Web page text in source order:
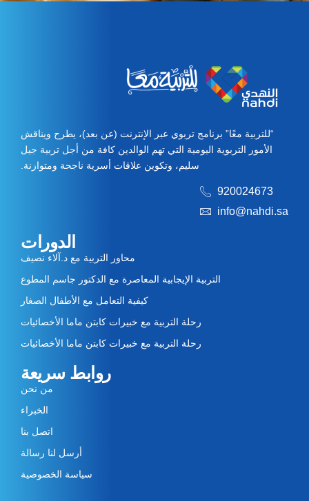
روابط سريعة
من نحن
الخبراء
اتصل بنا
أرسل لنا رسالة
سياسة الخصوصية
الدورات
محاور التربية مع د.آلاء نصيف
التربية الإيجابية المعاصرة مع الدكتور جاسم المطوع
كيفية التعامل مع الأطفال الصغار
رحلة التربية مع خبيرات كابتن ماما الأخصائيات
رحلة التربية مع خبيرات كابتن ماما الأخصائيات
“للتربية معًا” برنامج تربوي عبر الإنترنت (عن بعد)، يطرح ويناقش
الأمور التربوية اليومية التي تهم الوالدين كافة من أجل تربية جيل
سليم، وتكوين علاقات أسرية ناجحة ومتوازنة.
920024673
info@nahdi.sa